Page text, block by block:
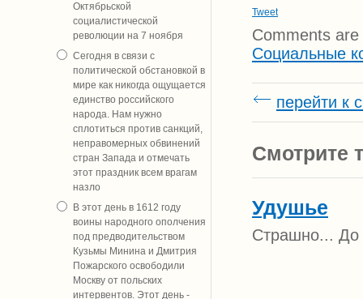
Октябрьской
социалистической
революции на 7 ноября
Сегодня в связи с
политической обстановкой в
мире как никогда ощущается
единство российского
народа. Нам нужно
сплотиться против санкций,
неправомерных обвинений
стран Запада и отмечать
этот праздник всем врагам
назло
В этот день в 1612 году
воины народного ополчения
под предводительством
Кузьмы Минина и Дмитрия
Пожарского освободили
Москву от польских
интервентов. Этот день -
Tweet
Comments are
Социальные
перейти к
Смотрите
Удушье
Страшно... До